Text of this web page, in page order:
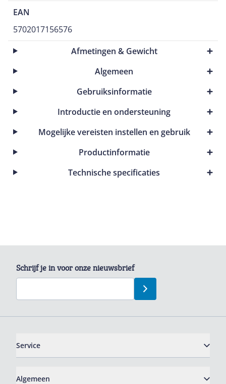
EAN
5702017156576
Afmetingen & Gewicht
Algemeen
Gebruiksinformatie
Introductie en ondersteuning
Mogelijke vereisten instellen en gebruik
Productinformatie
Technische specificaties
Schrijf je in voor onze nieuwsbrief
Service
Algemeen